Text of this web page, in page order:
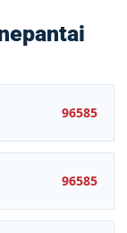
96585
96585